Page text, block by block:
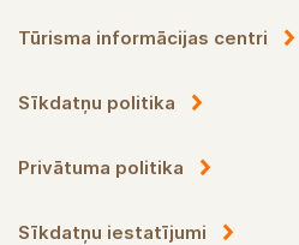
Tūrisma informācijas centri
Sīkdatņu politika
Privātuma politika
Sīkdatņu iestatījumi